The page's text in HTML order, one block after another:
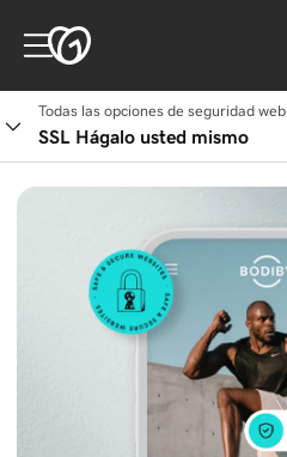
Todas las opciones de seguridad web
SSL Hágalo usted mismo